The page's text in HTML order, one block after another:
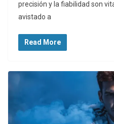
precisión y la fiabilidad son
avistado a
Read More